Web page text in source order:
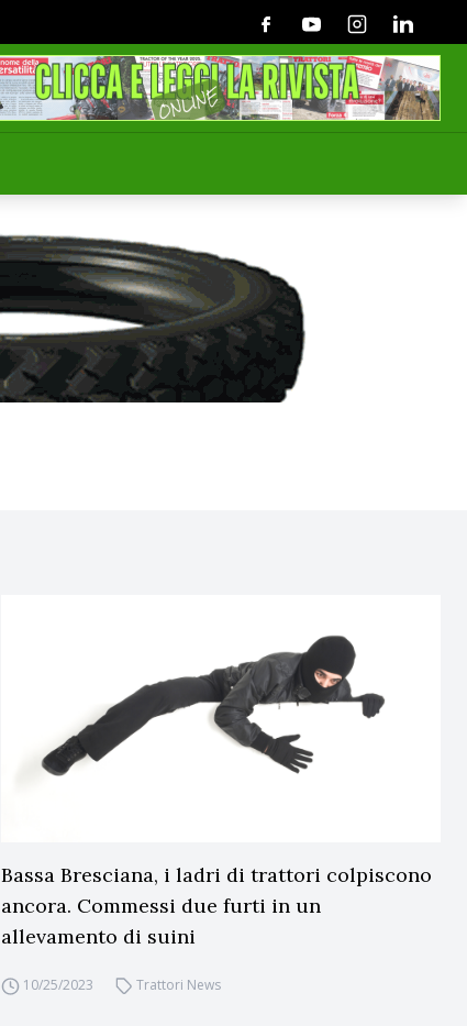
FacebookYoutubeInstagramLinkedin
Bassa Bresciana, i ladri di trattori colpiscono
ancora. Commessi due furti in un
allevamento di suini
10/25/2023 Trattori News